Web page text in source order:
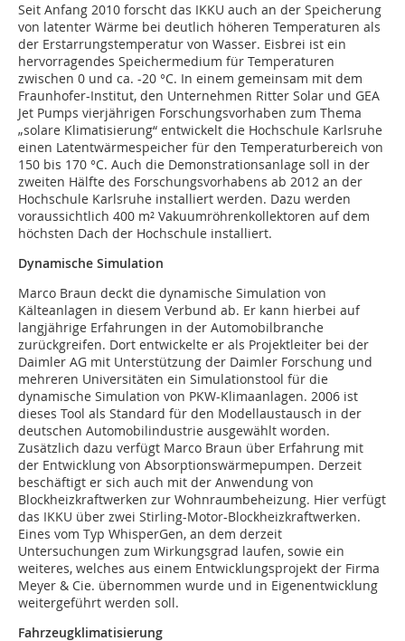
Seit Anfang 2010 forscht das IKKU auch an der Speicherung
von latenter Wärme bei deutlich höheren Temperaturen als
der Erstarrungstemperatur von Wasser. Eisbrei ist ein
hervorragendes Speichermedium für Temperaturen
zwischen 0 und ca. -20 °C. In einem gemeinsam mit dem
Fraunhofer-Institut, den Unternehmen Ritter Solar und GEA
Jet Pumps vierjährigen Forschungsvorhaben zum Thema
„solare Klimatisierung“ entwickelt die Hochschule Karlsruhe
einen Latentwärmespeicher für den Temperaturbereich von
150 bis 170 °C. Auch die Demonstrationsanlage soll in der
zweiten Hälfte des Forschungsvorhabens ab 2012 an der
Hochschule Karlsruhe installiert werden. Dazu werden
voraussichtlich 400 m² Vakuumröhrenkollektoren auf dem
höchsten Dach der Hochschule installiert.
Dynamische Simulation
Marco Braun deckt die dynamische Simulation von
Kälteanlagen in diesem Verbund ab. Er kann hierbei auf
langjährige Erfahrungen in der Automobilbranche
zurückgreifen. Dort entwickelte er als Projektleiter bei der
Daimler AG mit Unterstützung der Daimler Forschung und
mehreren Universitäten ein Simulationstool für die
dynamische Simulation von PKW-Klimaanlagen. 2006 ist
dieses Tool als Standard für den Modellaustausch in der
deutschen Automobilindustrie ausgewählt worden.
Zusätzlich dazu verfügt Marco Braun über Erfahrung mit
der Entwicklung von Absorptionswärmepumpen. Derzeit
beschäftigt er sich auch mit der Anwendung von
Blockheizkraftwerken zur Wohnraumbeheizung. Hier verfügt
das IKKU über zwei Stirling-Motor-Blockheizkraftwerken.
Eines vom Typ WhisperGen, an dem derzeit
Untersuchungen zum Wirkungsgrad laufen, sowie ein
weiteres, welches aus einem Entwicklungsprojekt der Firma
Meyer & Cie. übernommen wurde und in Eigenentwicklung
weitergeführt werden soll.
Fahrzeugklimatisierung